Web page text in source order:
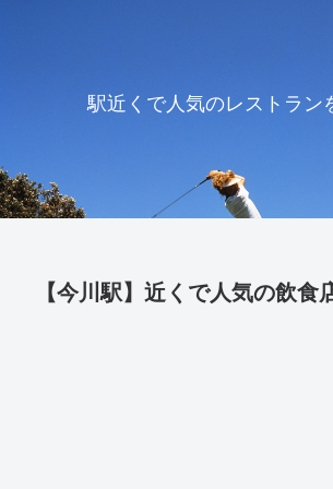
駅近くで人気のレストラン
【今川駅】近くで人気の飲食